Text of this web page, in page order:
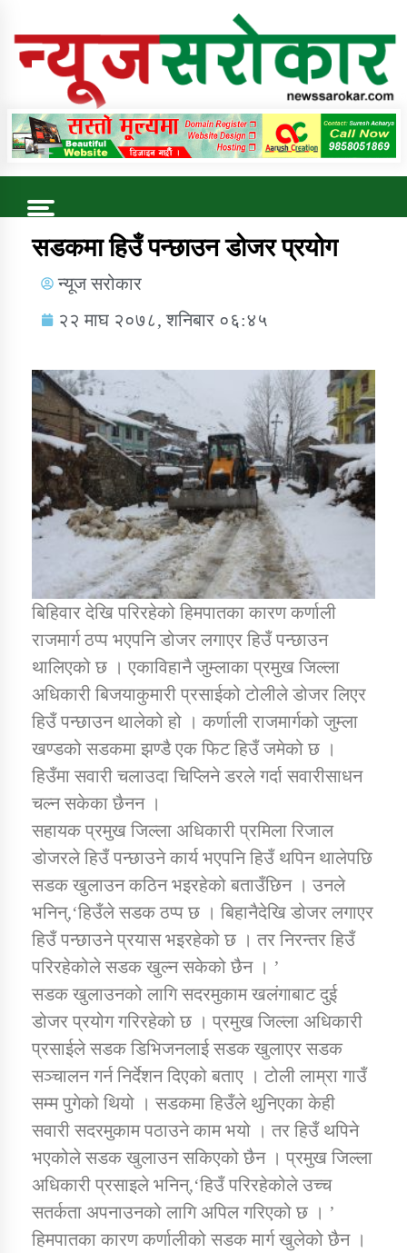
Online News Portal
Trending Now
डिभिजन कार्यालय जुम्लाको सुचना सन्देश
कर्णाली प्रविधि शिक्षालय जुम्लाको सुचना
सामाजिक बिकास कार्यालय जुम्लाकाे सुचना
कार्यक्रम कार्यान्वयन एकाई जुम्लाको सुचना
कर्णाली प्राविधि शिक्षालय जुम्लाको सुचना
तातोपानी गाउँपालिकाको न्यायिक समिति सम्बन्धी सन्देश
सडकमा हिउँ पन्छाउन डोजर प्रयोग
न्यूज सरोकार
२२ माघ २०७८, शनिबार ०६:४५
बिहिवार देखि परिरहेको हिमपातका कारण कर्णाली
राजमार्ग ठप्प भएपनि डोजर लगाएर हिउँ पन्छाउन
थालिएको छ । एकाविहानै जुम्लाका प्रमुख जिल्ला
अधिकारी बिजयाकुमारी प्रसाईको टोलीले डोजर लिएर
हिउँ पन्छाउन थालेको हो । कर्णाली राजमार्गको जुम्ला
खण्डको सडकमा झण्डै एक फिट हिउँ जमेको छ ।
हिउँमा सवारी चलाउदा चिप्लिने डरले गर्दा सवारीसाधन
चल्न सकेका छैनन ।
सहायक प्रमुख जिल्ला अधिकारी प्रमिला रिजाल
डोजरले हिउँ पन्छाउने कार्य भएपनि हिउँ थपिन थालेपछि
सडक खुलाउन कठिन भइरहेको बताउँछिन । उनले
भनिन्,‘हिउँले सडक ठप्प छ । बिहानैदेखि डोजर लगाएर
हिउँ पन्छाउने प्रयास भइरहेको छ । तर निरन्तर हिउँ
परिरहेकोले सडक खुल्न सकेको छैन । ’
सडक खुलाउनको लागि सदरमुकाम खलंगाबाट दुई
डोजर प्रयोग गरिरहेको छ । प्रमुख जिल्ला अधिकारी
प्रसाईले सडक डिभिजनलाई सडक खुलाएर सडक
सञ्चालन गर्न निर्देशन दिएको बताए । टोली लाम्रा गाउँ
सम्म पुगेको थियो । सडकमा हिउँले थुनिएका केही
सवारी सदरमुकाम पठाउने काम भयो । तर हिउँ थपिने
भएकोले सडक खुलाउन सकिएको छैन । प्रमुख जिल्ला
अधिकारी प्रसाइले भनिन्,‘हिउँ परिरहेकोले उच्च
सतर्कता अपनाउनको लागि अपिल गरिएको छ । ’
हिमपातका कारण कर्णालीको सडक मार्ग खुलेको छैन ।